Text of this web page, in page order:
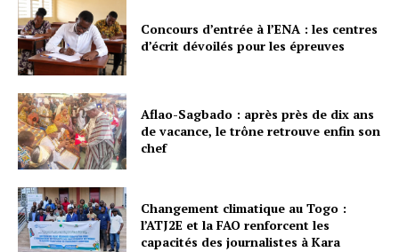
Concours d’entrée à l’ENA : les centres
d’écrit dévoilés pour les épreuves
Aflao-Sagbado : après près de dix ans
de vacance, le trône retrouve enfin son
chef
Changement climatique au Togo :
l’ATJ2E et la FAO renforcent les
capacités des journalistes à Kara